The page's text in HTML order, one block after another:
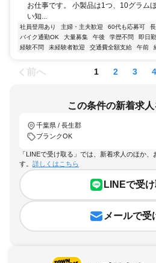
お仕事です。 小製品は1つ、10グラム
い知...
社員登用あり 主婦・主夫歓迎 60代も応募可
バイク通勤OK
大量募集 午後 学歴不問 即日
経験不問
未経験者歓迎 交通費全額支給 午前
前へ 1 2 3 4
この条件の新着求
千葉県 / 長生郡
ブランクOK
「LINEで受け取る」では、新着求人のほか
す。 詳しくはこちら
LINEで受
メールで受